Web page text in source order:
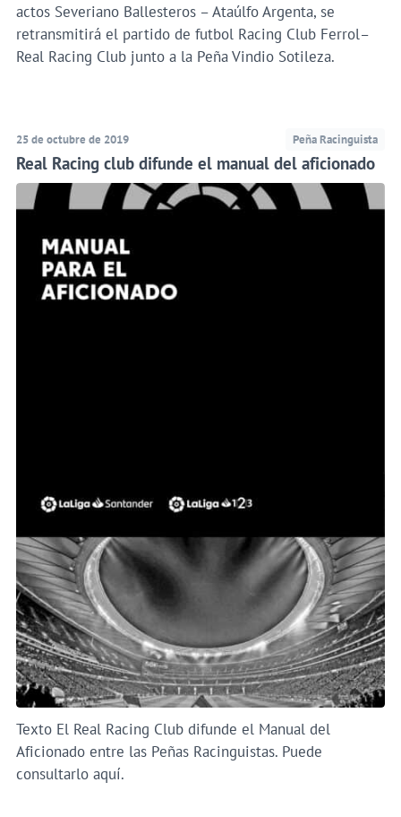
actos Severiano Ballesteros – Ataúlfo Argenta, se
retransmitirá el partido de futbol Racing Club Ferrol–
Real Racing Club junto a la Peña Vindio Sotileza.
25 de octubre de 2019 Peña Racinguista
Real Racing club difunde el manual del aficionado
Texto El Real Racing Club difunde el Manual del
Aficionado entre las Peñas Racinguistas. Puede
consultarlo aquí.